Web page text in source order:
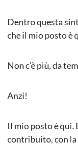
Dentro questa
che il mio posto è
Non c’è più, da
Anzi!
Il mio posto è qui.
contribuito, con la